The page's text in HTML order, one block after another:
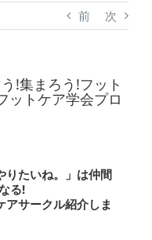
前 次
!集まろう!フット
ットケア学会プロ
りたいね。」は仲間
る!
サークル紹介しま